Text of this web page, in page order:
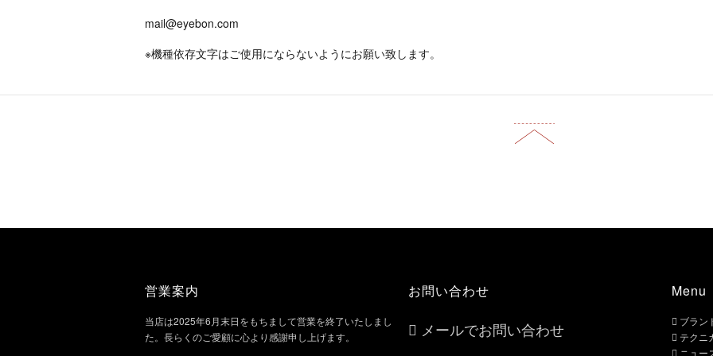
mail@eyebon.com
※機種依存文字はご使用にならないようにお願い致します。
営業案内
当店は2025年6月末日をもちまして営業を終了いたしまし
た。長らくのご愛顧に心より感謝申し上げます。
お問い合わせ
メールでお問い合わせ
Menu
ブラン
テクニ
ニュー